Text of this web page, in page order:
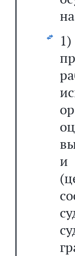
и